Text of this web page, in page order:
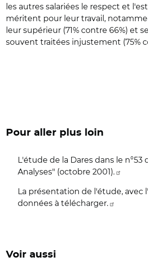
les autres salariées le respect et
méritent pour leur travail,
leur supérieur (71% contre 66%) et
souvent traitées injustement (75%
Pour aller plus loin
L'étude de la Dares dans le n°53
Analyses" (octobre 2001).
La présentation de l'étude, avec
données à télécharger.
Voir aussi